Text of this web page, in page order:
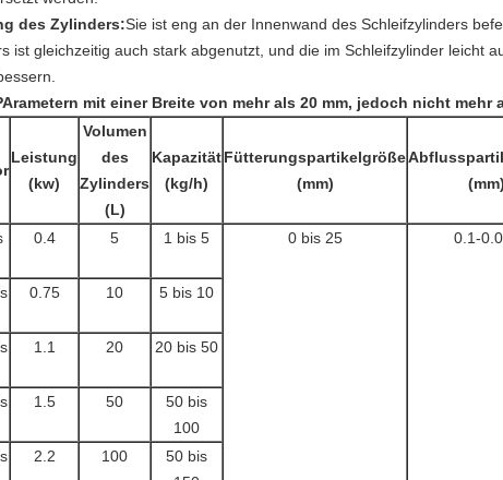
des Zylinders:Sie ist eng an der Innenwand des Schleifzylinders
ist gleichzeitig auch stark abgenutzt, und die im Schleifzylinder leicht
Arametern mit einer Breite von mehr als 20 mm, jedoch nicht mehr
Leistung
(kw)
Volumen
des
Zylinders
(L)
Kapazität
(kg/h)
Fütterungspartikelgröße
(mm)
(mm)
0.4 5 1 bis 5 0 bis 25 0.1-
0.75 10 5 bis 10
1.1 20 20 bis 50
1.5 50
50 bis
100
2.2 100
50 bis